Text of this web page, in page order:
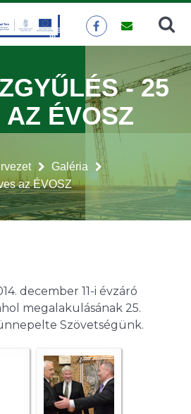
Galéria
az ÉVOSZ
- 25
AZ ÉVOSZ
december 11-i évzáró
megalakulásának 25.
Szövetségünk.